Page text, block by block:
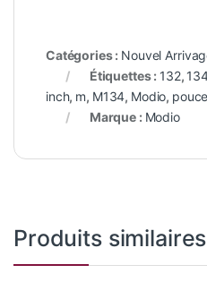
Catégories : Nouvel
Étiquettes : 132,
inch, m, M134, Modio,
Marque : Modio
Produits similaires